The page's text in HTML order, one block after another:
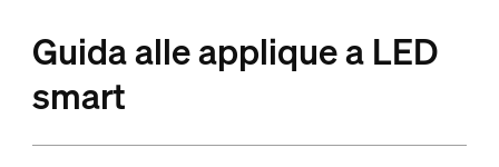
Guida alle applique a LED
smart